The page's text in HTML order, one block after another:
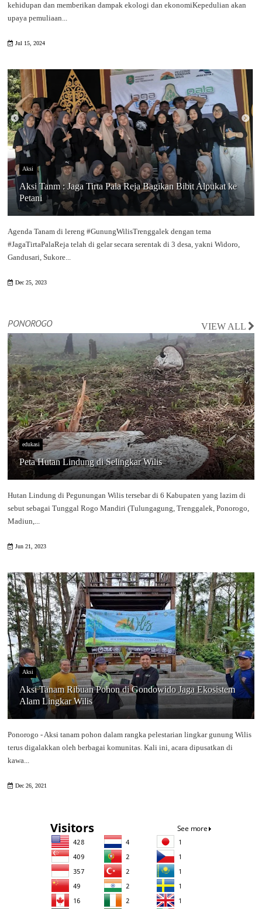
kehidupan dan memberikan dampak ekologi dan ekonomiKepedulian akan
upaya pemuliaan...
Jul 15, 2024
Aksi
Aksi Tanm : Jaga Tirta Pala Reja Bagikan Bibit Alpukat ke
Petani
Agenda Tanam di lereng #GunungWilisTrenggalek dengan tema
#JagaTirtaPalaReja telah di gelar secara serentak di 3 desa, yakni Widoro,
Gandusari, Sukore...
Dec 25, 2023
PONOROGO VIEW ALL
edukasi
Peta Hutan Lindung di Selingkar Wilis
Hutan Lindung di Pegunungan Wilis tersebar di 6 Kabupaten yang lazim di
sebut sebagai Tunggal Rogo Mandiri (Tulungagung, Trenggalek, Ponorogo,
Madiun,...
Jun 21, 2023
Aksi
Aksi Tanam Ribuan Pohon di Gondowido Jaga Ekosistem
Alam Lingkar Wilis
Ponorogo - Aksi tanam pohon dalam rangka pelestarian lingkar gunung Wilis
terus digalakkan oleh berbagai komunitas. Kali ini, acara dipusatkan di
kawa...
Dec 26, 2021